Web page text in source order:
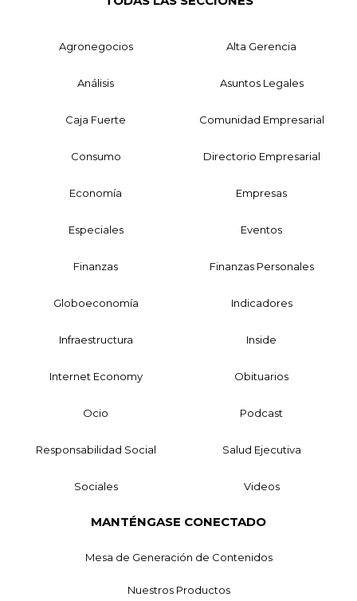
Agronegocios Alta Gerencia
Análisis Asuntos Legales
Caja Fuerte Comunidad Empresarial
Consumo Directorio Empresarial
Economía Empresas
Especiales Eventos
Finanzas Finanzas Personales
Globoeconomía Indicadores
Infraestructura Inside
Internet Economy Obituarios
Ocio Podcast
Responsabilidad Social Salud Ejecutiva
Sociales Videos
MANTÉNGASE CONECTADO
Mesa de Generación de Contenidos
Nuestros Productos